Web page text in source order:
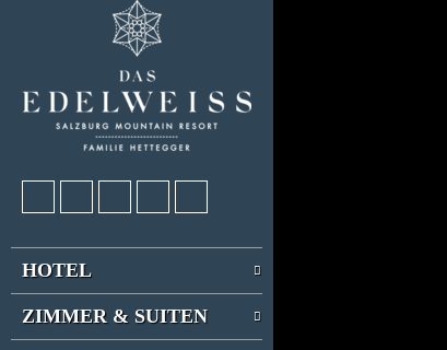
HOTEL
ZIMMER & SUITEN